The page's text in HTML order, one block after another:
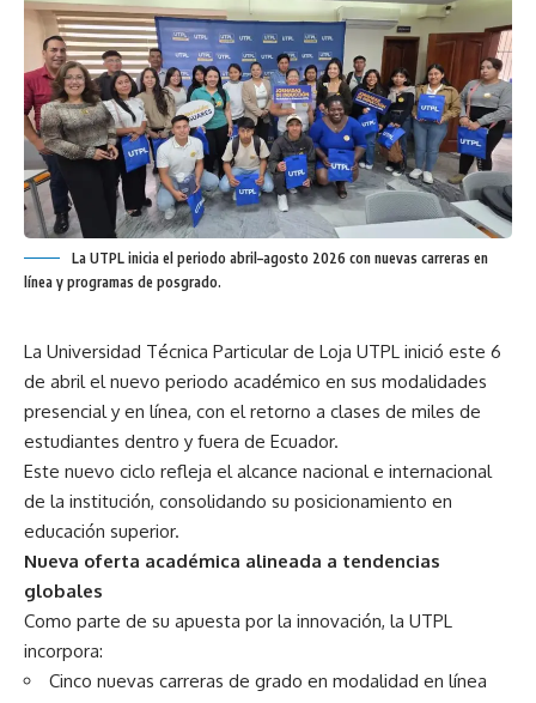
La UTPL inicia el periodo abril–agosto 2026 con nuevas carreras en
línea y programas de posgrado.
La Universidad Técnica Particular de Loja UTPL inició este 6
de abril el nuevo periodo académico en sus modalidades
presencial y en línea, con el retorno a clases de miles de
estudiantes dentro y fuera de Ecuador.
Este nuevo ciclo refleja el alcance nacional e internacional
de la institución, consolidando su posicionamiento en
educación superior.
Nueva oferta académica alineada a tendencias
globales
Como parte de su apuesta por la innovación, la UTPL
incorpora:
Cinco nuevas carreras de grado en modalidad en línea